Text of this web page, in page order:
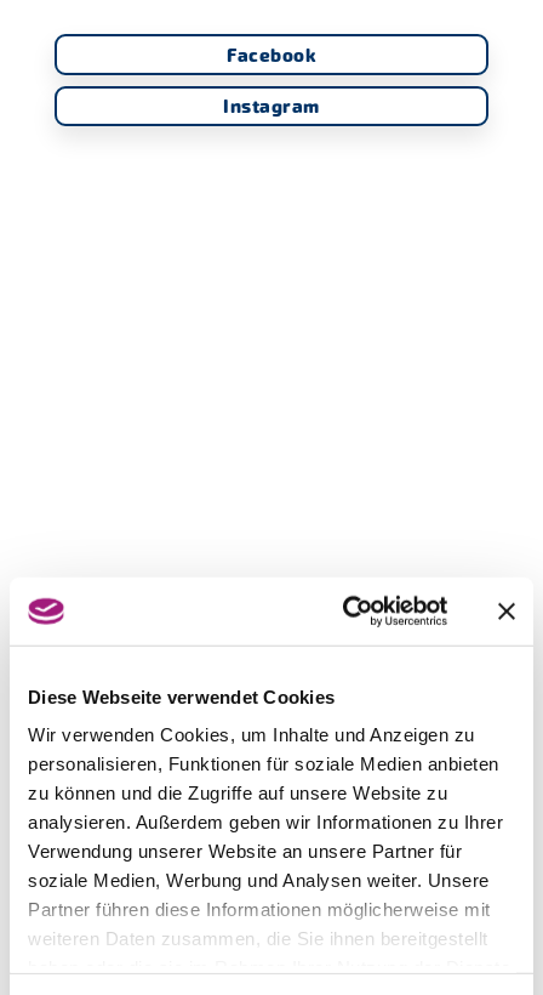
Diese Webseite verwendet Cookies
Wir verwenden Cookies, um Inhalte und Anzeigen zu
personalisieren, Funktionen für soziale Medien anbieten
zu können und die Zugriffe auf unsere Website zu
analysieren. Außerdem geben wir Informationen zu Ihrer
Verwendung unserer Website an unsere Partner für
soziale Medien, Werbung und Analysen weiter. Unsere
Partner führen diese Informationen möglicherweise mit
weiteren Daten zusammen, die Sie ihnen bereitgestellt
Facebook
Instagram